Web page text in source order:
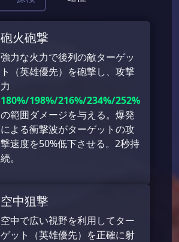
砲火砲撃
強力な火力で後列の敵ターゲッ
ト（英雄優先）を砲撃し、攻撃
力
180%/198%/216%/234%/252%
の範囲ダメージを与える。爆発
による衝撃波がターゲットの攻
撃速度を50%低下させる。2秒持
続。
空中狙撃
空中で広い視野を利用してター
ゲット（英雄優先）を正確に射